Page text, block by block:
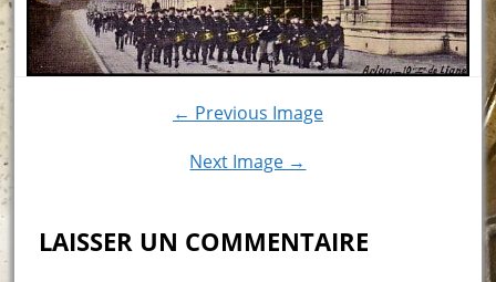
← Previous Image
Next Image →
LAISSER UN COMMENTAIRE